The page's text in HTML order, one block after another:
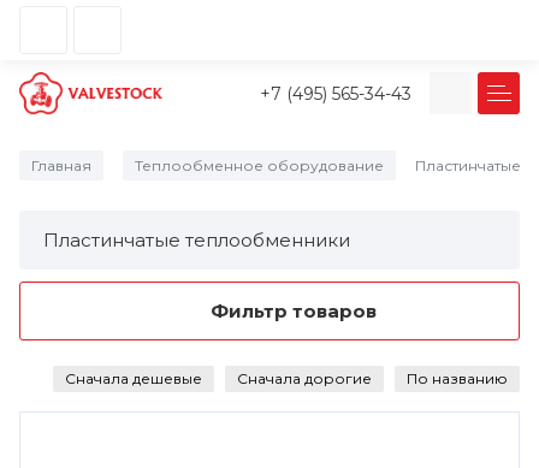
+7 (495) 565-34-43
Главная Теплообменное оборудование Пластинчатые
Пластинчатые теплообменники
Фильтр товаров